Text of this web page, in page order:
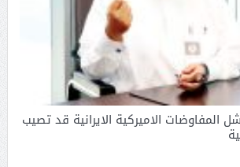
الاميركية الايرانية قد تصيب